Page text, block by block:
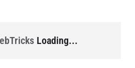
Loading...